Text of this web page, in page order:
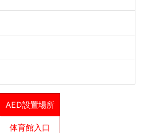
AED設置場所
体育館入口